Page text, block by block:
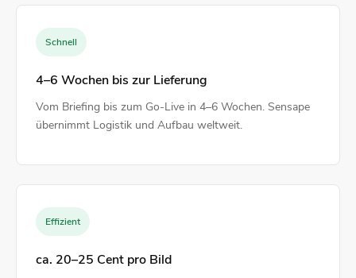
Schnell
4–6 Wochen bis zur Lieferung
Vom Briefing bis zum Go-Live in 4–6 Wochen. Sensape
übernimmt Logistik und Aufbau weltweit.
Effizient
ca. 20–25 Cent pro Bild